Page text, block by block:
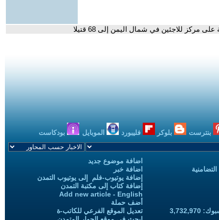
مركز للاجئين في شمال اليمن إلى 68 قتيلا
بنترست بلوكر فليبورد الموبايل بودكاست
اضافة موضوع جديد
اضافة خبر
إضافة يوتيوب-فلم إلى يوتيوب التمدن
إضافة كتاب إلى مكتبة التمدن
Add new article - English
أضف حملة
تعديل الموقع الفرعي للكاتب-ة